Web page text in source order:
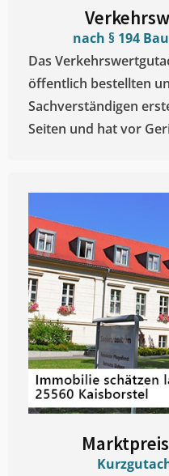
nach § 194
Das
öffentlich bestellten
Sachverständigen
Seiten und hat vor